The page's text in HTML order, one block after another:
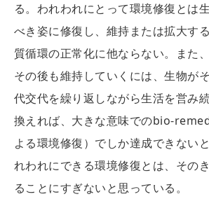
る。われわれにとって環境修復とは
べき姿に修復し、維持または拡大す
質循環の正常化に他ならない。また
その後も維持していくには、生物が
代交代を繰り返しながら生活を営み
換えれば、大きな意味でのbio-
よる環境修復）でしか達成できない
れわれにできる環境修復とは、その
ることにすぎないと思っている。